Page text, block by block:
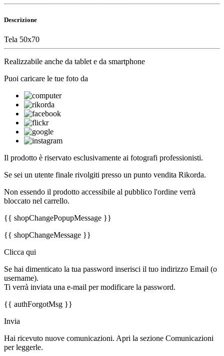
Descrizione
Tela 50x70
Realizzabile anche da tablet e da smartphone
Puoi caricare le tue foto da
Il prodotto è riservato esclusivamente ai fotografi professionisti.
Se sei un utente finale rivolgiti presso un punto vendita Rikorda.
Non essendo il prodotto accessibile al pubblico l'ordine verrà
bloccato nel carrello.
{{ shopChangePopupMessage }}
{{ shopChangeMessage }}
Clicca qui
Se hai dimenticato la tua password inserisci il tuo indirizzo Email (o
username).
Ti verrà inviata una e-mail per modificare la password.
{{ authForgotMsg }}
Invia
Hai ricevuto nuove comunicazioni. Apri la sezione Comunicazioni
per leggerle.